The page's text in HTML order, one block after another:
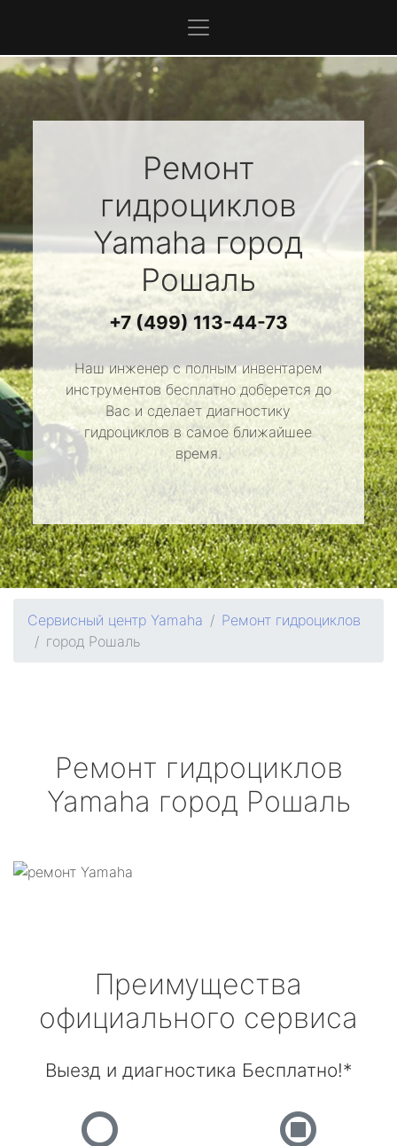
Ремонт
гидроциклов
Yamahaгород
Рошаль
+7 (499) 113-44-73
Наш инженер с полным инвентарем
инструментов бесплатно доберется до
Вас и сделает диагностику
гидроциклов в самое ближайшее
время.
Сервисный центр Yamaha
Ремонт гидроциклов
город Рошаль
Ремонт гидроциклов
Yamaha город Рошаль
Преимущества
официального сервиса
Выезд и диагностика Бесплатно!*